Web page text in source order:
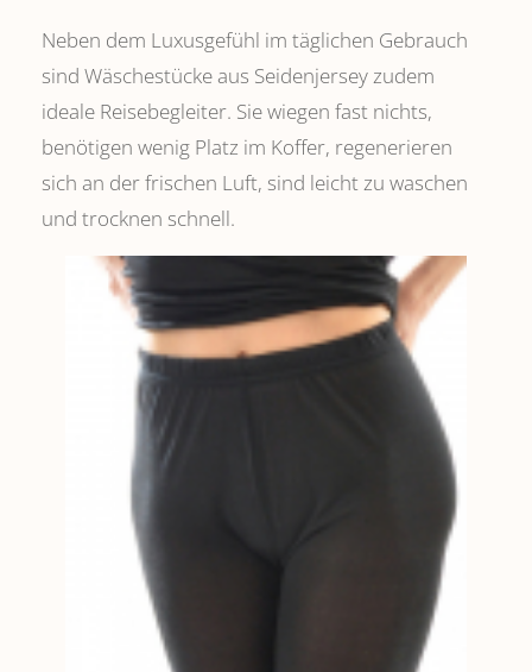
Neben dem Luxusgefühl im täglichen Gebrauch
sind Wäschestücke aus Seidenjersey zudem
ideale Reisebegleiter. Sie wiegen fast nichts,
benötigen wenig Platz im Koffer, regenerieren
sich an der frischen Luft, sind leicht zu waschen
und trocknen schnell.